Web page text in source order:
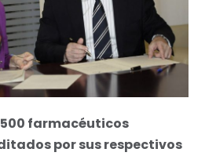
farmacéuticos
por sus respectivos